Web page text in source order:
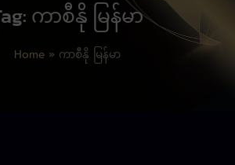
ကာစီနို မြန်မာ
Home » ကာစီနို မြန်မာ